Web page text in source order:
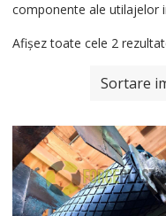
componente ale utilajelor
Afișez toate cele 2